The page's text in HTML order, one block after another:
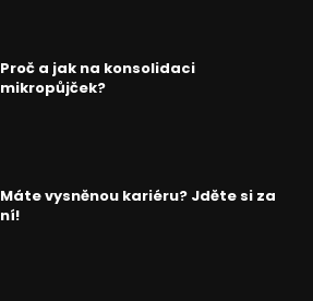
Proč a jak na konsolidaci
mikropůjček?
Máte vysněnou kariéru? Jděte si za
ní!